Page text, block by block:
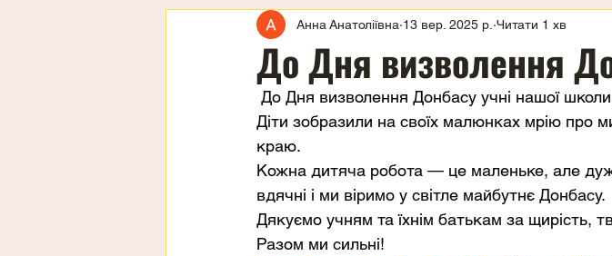
До Дня визволення
Анна Анатоліївна 13 вер. 2025 р. Читати 1 хв
До Дня визволення Донбасу учні нашої
Діти зобразили на своїх малюнках мрію про
краю.
Кожна дитяча робота — це маленьке, але
вдячні і ми віримо у світле майбутнє Донбасу.
Дякуємо учням та їхнім батькам за щирість,
Разом ми сильні!